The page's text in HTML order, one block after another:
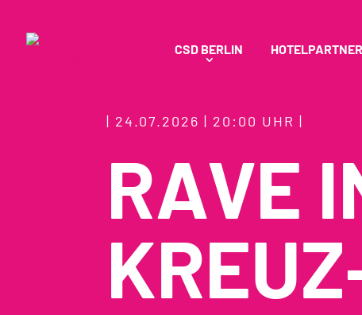
CSD BERLIN HOTELPARTNER
| 24.07.2026 | 20:00 UHR |
RAVE